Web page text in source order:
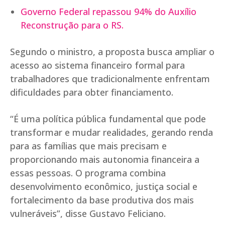
Governo Federal repassou 94% do Auxílio
Reconstrução para o RS.
Segundo o ministro, a proposta busca ampliar o
acesso ao sistema financeiro formal para
trabalhadores que tradicionalmente enfrentam
dificuldades para obter financiamento.
“É uma política pública fundamental que pode
transformar e mudar realidades, gerando renda
para as famílias que mais precisam e
proporcionando mais autonomia financeira a
essas pessoas. O programa combina
desenvolvimento econômico, justiça social e
fortalecimento da base produtiva dos mais
vulneráveis”, disse Gustavo Feliciano.